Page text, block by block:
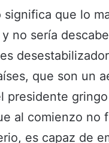
significa que lo
no sería
que son un
presidente
al comienzo no
es capaz de